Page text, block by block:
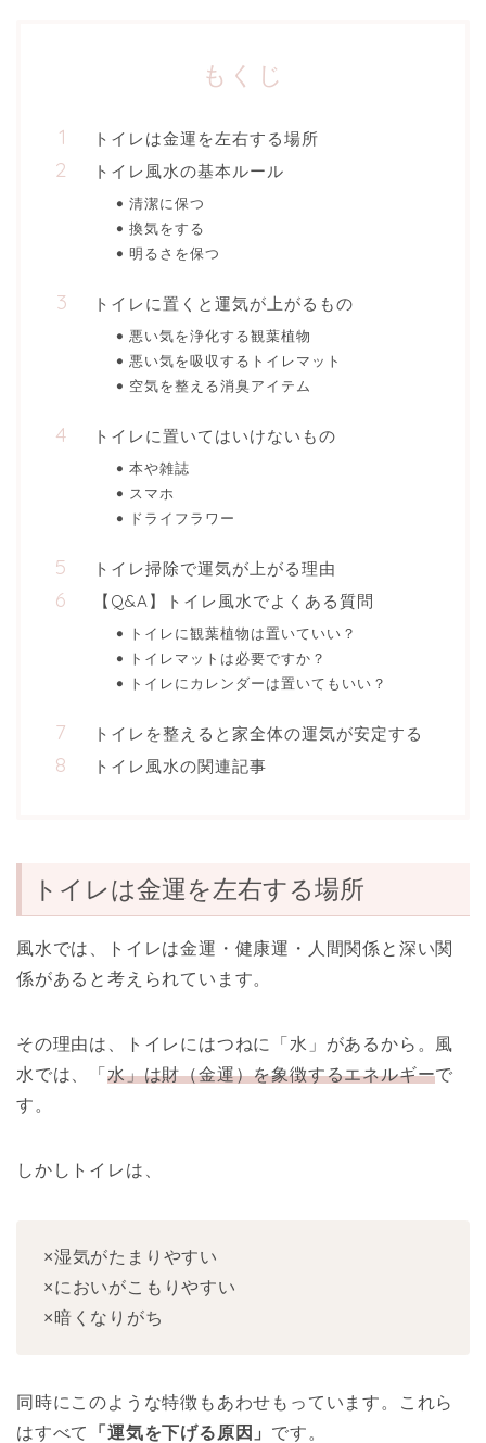
もくじ
トイレは金運を左右する場所
トイレ風水の基本ルール
清潔に保つ
換気をする
明るさを保つ
トイレに置くと運気が上がるもの
悪い気を浄化する観葉植物
悪い気を吸収するトイレマット
空気を整える消臭アイテム
トイレに置いてはいけないもの
本や雑誌
スマホ
ドライフラワー
トイレ掃除で運気が上がる理由
【Q&A】トイレ風水でよくある質問
トイレに観葉植物は置いていい？
トイレマットは必要ですか？
トイレにカレンダーは置いてもいい？
トイレを整えると家全体の運気が安定する
トイレ風水の関連記事
トイレは金運を左右する場所
風水では、トイレは金運・健康運・人間関係と深い関
係があると考えられています。
その理由は、トイレにはつねに「水」があるから。風
水では、「 水」は財（金運）を象徴するエネルギーで
す。
しかしトイレは、
×湿気がたまりやすい
×においがこもりやすい
×暗くなりがち
同時にこのような特徴もあわせもっています。これら
はすべて
「運気を下げる原因」 です。